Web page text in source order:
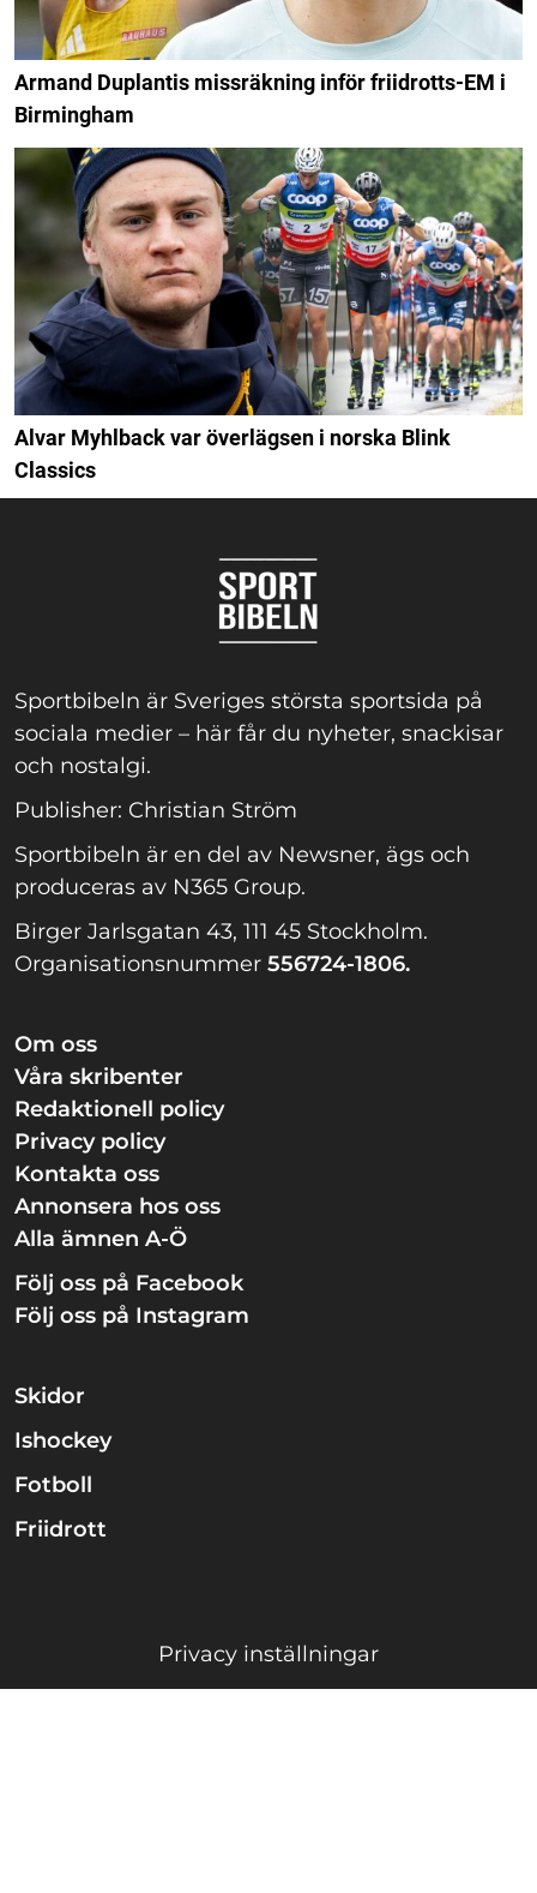
Armand Duplantis missräkning inför friidrotts-EM i
Birmingham
Alvar Myhlback var överlägsen i norska Blink
Classics
Sportbibeln är Sveriges största sportsida på
sociala medier – här får du nyheter, snackisar
och nostalgi.
Publisher: Christian Ström
Sportbibeln är en del av Newsner, ägs och
produceras av N365 Group.
Birger Jarlsgatan 43, 111 45 Stockholm.
Organisationsnummer 556724-1806.
Om oss
Våra skribenter
Redaktionell policy
Privacy policy
Kontakta oss
Annonsera hos oss
Alla ämnen A-Ö
Följ oss på Facebook
Följ oss på Instagram
Skidor
Ishockey
Fotboll
Friidrott
Privacy inställningar